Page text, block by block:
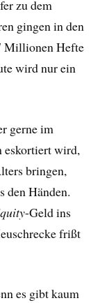
zu dem
gingen in den
Millionen Hefte
wird nur ein
gerne im
eskortiert wird,
bringen,
den Händen.
-Geld ins
frißt
es gibt kaum